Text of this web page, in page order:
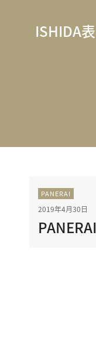
スマート
ISHIDA
PANERAI
2019年4月30日